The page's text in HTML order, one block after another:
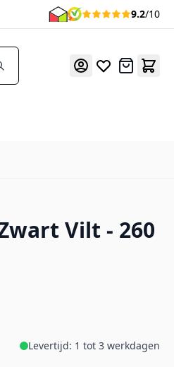
9.2/10
Offerte
Vilt - 260
Levertijd: 1 tot 3 werkdagen